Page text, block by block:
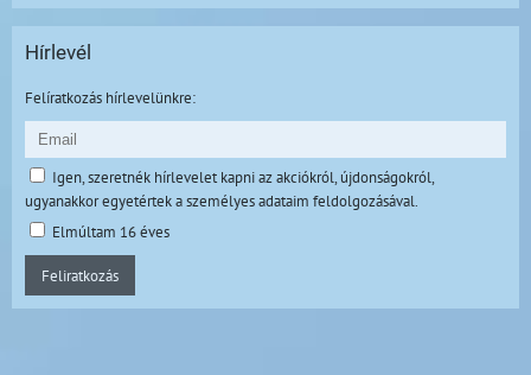
Hírlevél
Felíratkozás hírlevelünkre:
Igen, szeretnék hírlevelet kapni az akciókról, újdonságokról,
ugyanakkor egyetértek a személyes adataim feldolgozásával.
Elmúltam 16 éves
Feliratkozás